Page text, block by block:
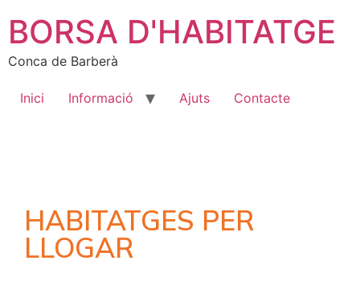
BORSA D'HABITATGE
Conca de Barberà
Inici Informació Ajuts Contacte
HABITATGES PER
LLOGAR